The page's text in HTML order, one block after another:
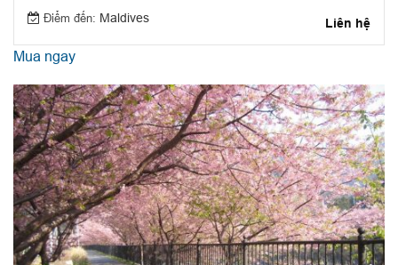
Điểm đến: Maldives Liên hệ
Mua ngay